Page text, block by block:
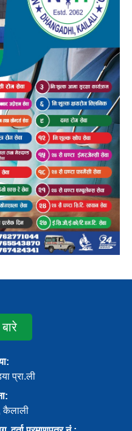
प्रा.ली
कैलाली